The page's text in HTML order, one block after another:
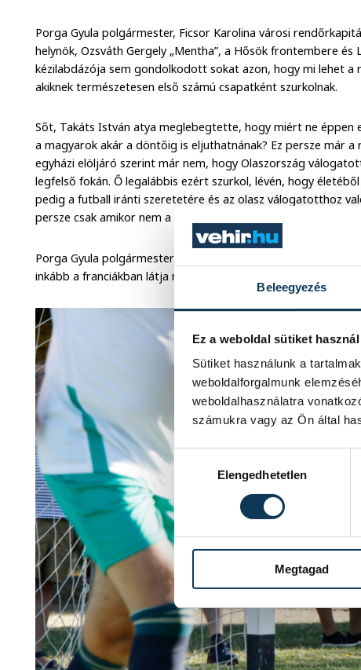
Beleegyezés
Ez a weboldal sütiket használ
Sütiket használunk a
weboldalforgalmunk
weboldalhasználatra
számukra vagy az Ön által
Hozzájárulás kiválasztása
Elengedhetetlen
Megtagad
Porga Gyula polgármester, Ficsor Karolina városi
helynök, Ozsváth Gergely „Mentha”, a Hősök frontembere
kézilabdázója sem gondolkodott sokat azon, hogy mi lehet a
akiknek természetesen első számú csapatként szurkolnak.
Sőt, Takáts István atya meglebegtette, hogy miért ne éppen
a magyarok akár a döntőig is eljuthatnának? Ez persze már
egyházi elöljáró szerint már nem, hogy Olaszország
legfelső fokán. Ő legalábbis ezért szurkol, lévén, hogy
pedig a futball iránti szeretetére és az olasz válogatotthoz
persze csak amikor nem a magyarokkal játszanak.
Porga Gyula polgármester is annak örülne, ha az olasz
inkább a franciákban látja most a potenciált arra, hogy ők